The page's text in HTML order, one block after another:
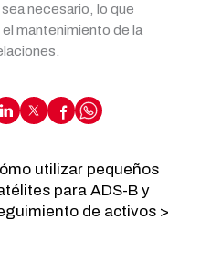
necesario, lo que
mantenimiento de la
utilizar pequeños
para ADS-B y
de activos >